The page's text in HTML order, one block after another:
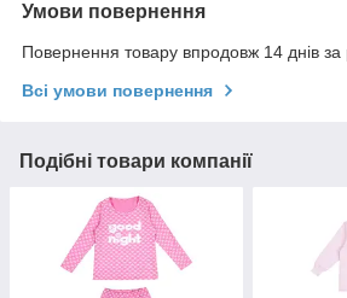
Умови повернення
Повернення товару впродовж 14 днів за
Всі умови повернення
Подібні товари компанії